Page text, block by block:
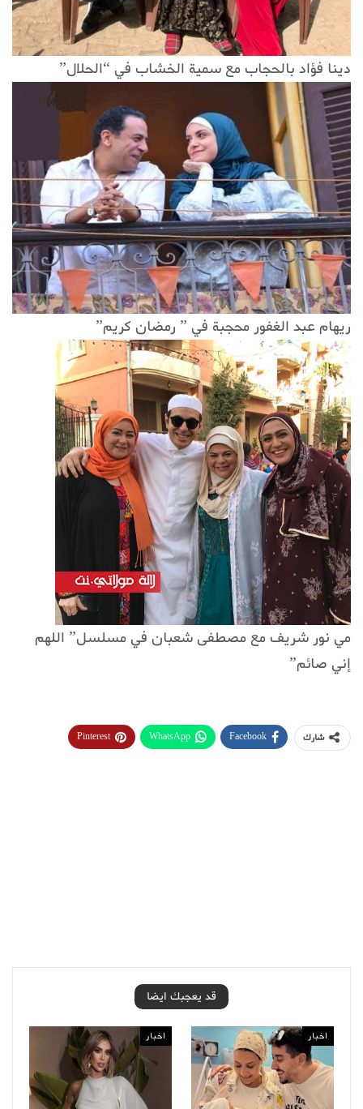
دينا فؤاد بالحجاب مع سمية الخشاب في “الحلال”
ريهام عبد الغفور محجبة في ” رمضان كريم”
مي نور شريف مع مصطفى شعبان في مسلسل” اللهم
إني صائم”
شارك Facebook
WhatsApp
Pinterest
قد يعجبك ايضا
اخبار اخبار